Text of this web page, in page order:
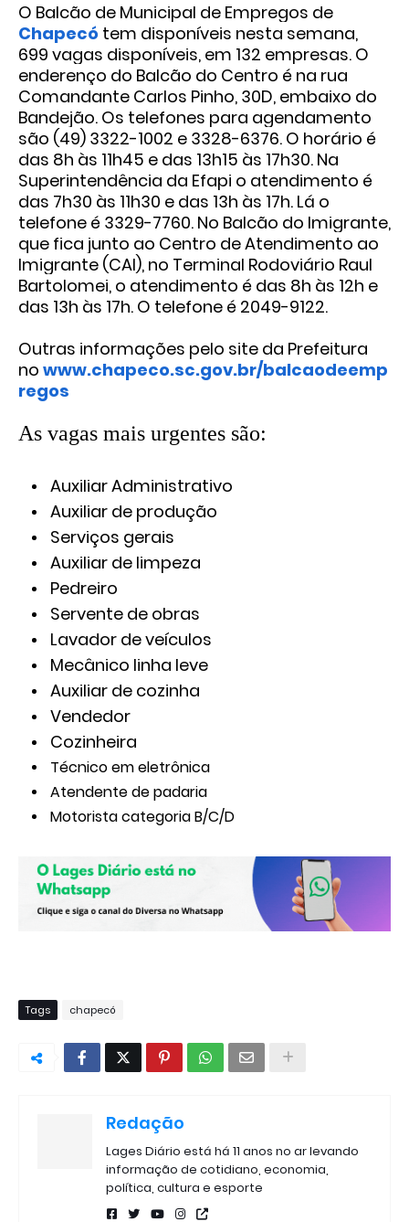
O Balcão de Municipal de Empregos de
Chapecó tem disponíveis nesta semana,
699 vagas disponíveis, em 132 empresas. O
enderenço do Balcão do Centro é na rua
Comandante Carlos Pinho, 30D, embaixo do
Bandejão. Os telefones para agendamento
são (49) 3322-1002 e 3328-6376. O horário é
das 8h às 11h45 e das 13h15 às 17h30. Na
Superintendência da Efapi o atendimento é
das 7h30 às 11h30 e das 13h às 17h. Lá o
telefone é 3329-7760. No Balcão do Imigrante,
que fica junto ao Centro de Atendimento ao
Imigrante (CAI), no Terminal Rodoviário Raul
Bartolomei, o atendimento é das 8h às 12h e
das 13h às 17h. O telefone é 2049-9122.
Outras informações pelo site da Prefeitura
no www.chapeco.sc.gov.br/balcaodeemp
regos
As vagas mais urgentes são:
Auxiliar Administrativo
Auxiliar de produção
Serviços gerais
Auxiliar de limpeza
Pedreiro
Servente de obras
Lavador de veículos
Mecânico linha leve
Auxiliar de cozinha
Vendedor
Cozinheira
Técnico em eletrônica
Atendente de padaria
Motorista categoria B/C/D
Tags chapecó
Redação
Lages Diário está há 11 anos no ar levando
informação de cotidiano, economia,
política, cultura e esporte